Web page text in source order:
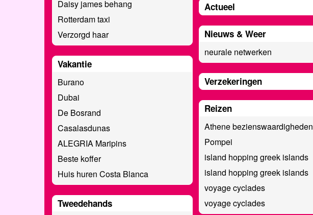
Daisy james behang
Rotterdam taxi
Verzorgd haar
Vakantie
Burano
Dubai
De Bosrand
Casalasdunas
ALEGRIA Maripins
Beste koffer
Huis huren Costa Blanca
Tweedehands
Actueel
Nieuws & Weer
neurale netwerken
Verzekeringen
Reizen
Athene bezienswaardigheden
Pompei
island hopping greek islands
island hopping greek islands
voyage cyclades
voyage cyclades